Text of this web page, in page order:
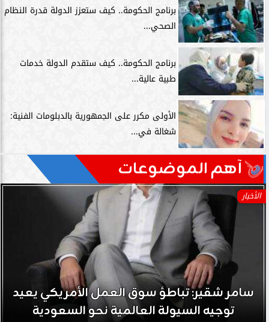
برنامج الحكومة.. كيف ستعزز الدولة قدرة النظام
الصحي...
برنامج الحكومة.. كيف ستقدم الدولة خدمات
طبية عالية...
الأولى مكرر على الجمهورية بالدبلومات الفنية:
شغالة في...
آهم الموضوعات
يعيد
السعودية
الأخبار
سامر شقير: نمو صناديق
حي على نجاح رؤية 2030...